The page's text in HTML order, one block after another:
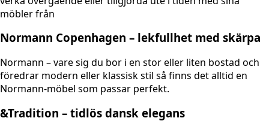
möbler från
Normann Copenhagen – lekfullhet med skärpa
Normann – vare sig du bor i en stor eller liten bostad och
föredrar modern eller klassisk stil så finns det alltid en
Normann-möbel som passar perfekt.
&Tradition – tidlös dansk elegans